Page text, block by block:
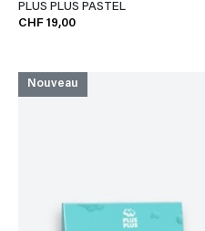
PLUS PLUS PASTEL
CHF 19,00
Nouveau